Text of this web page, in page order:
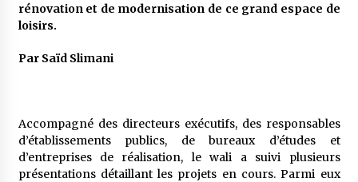
5 ans ago
Tradition orale/ D’où viennent les contes et à
rénovation et de modernisation de ce grand espace de
loisirs.
Par Saïd Slimani
Accompagné des directeurs exécutifs, des responsables
d’établissements publics, de bureaux d’études et
d’entreprises de réalisation, le wali a suivi plusieurs
présentations détaillant les projets en cours. Parmi eux